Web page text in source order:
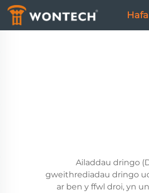
Ailaddau dringo
gweithrediadau dringo
ar ben y ffwl droi, yn